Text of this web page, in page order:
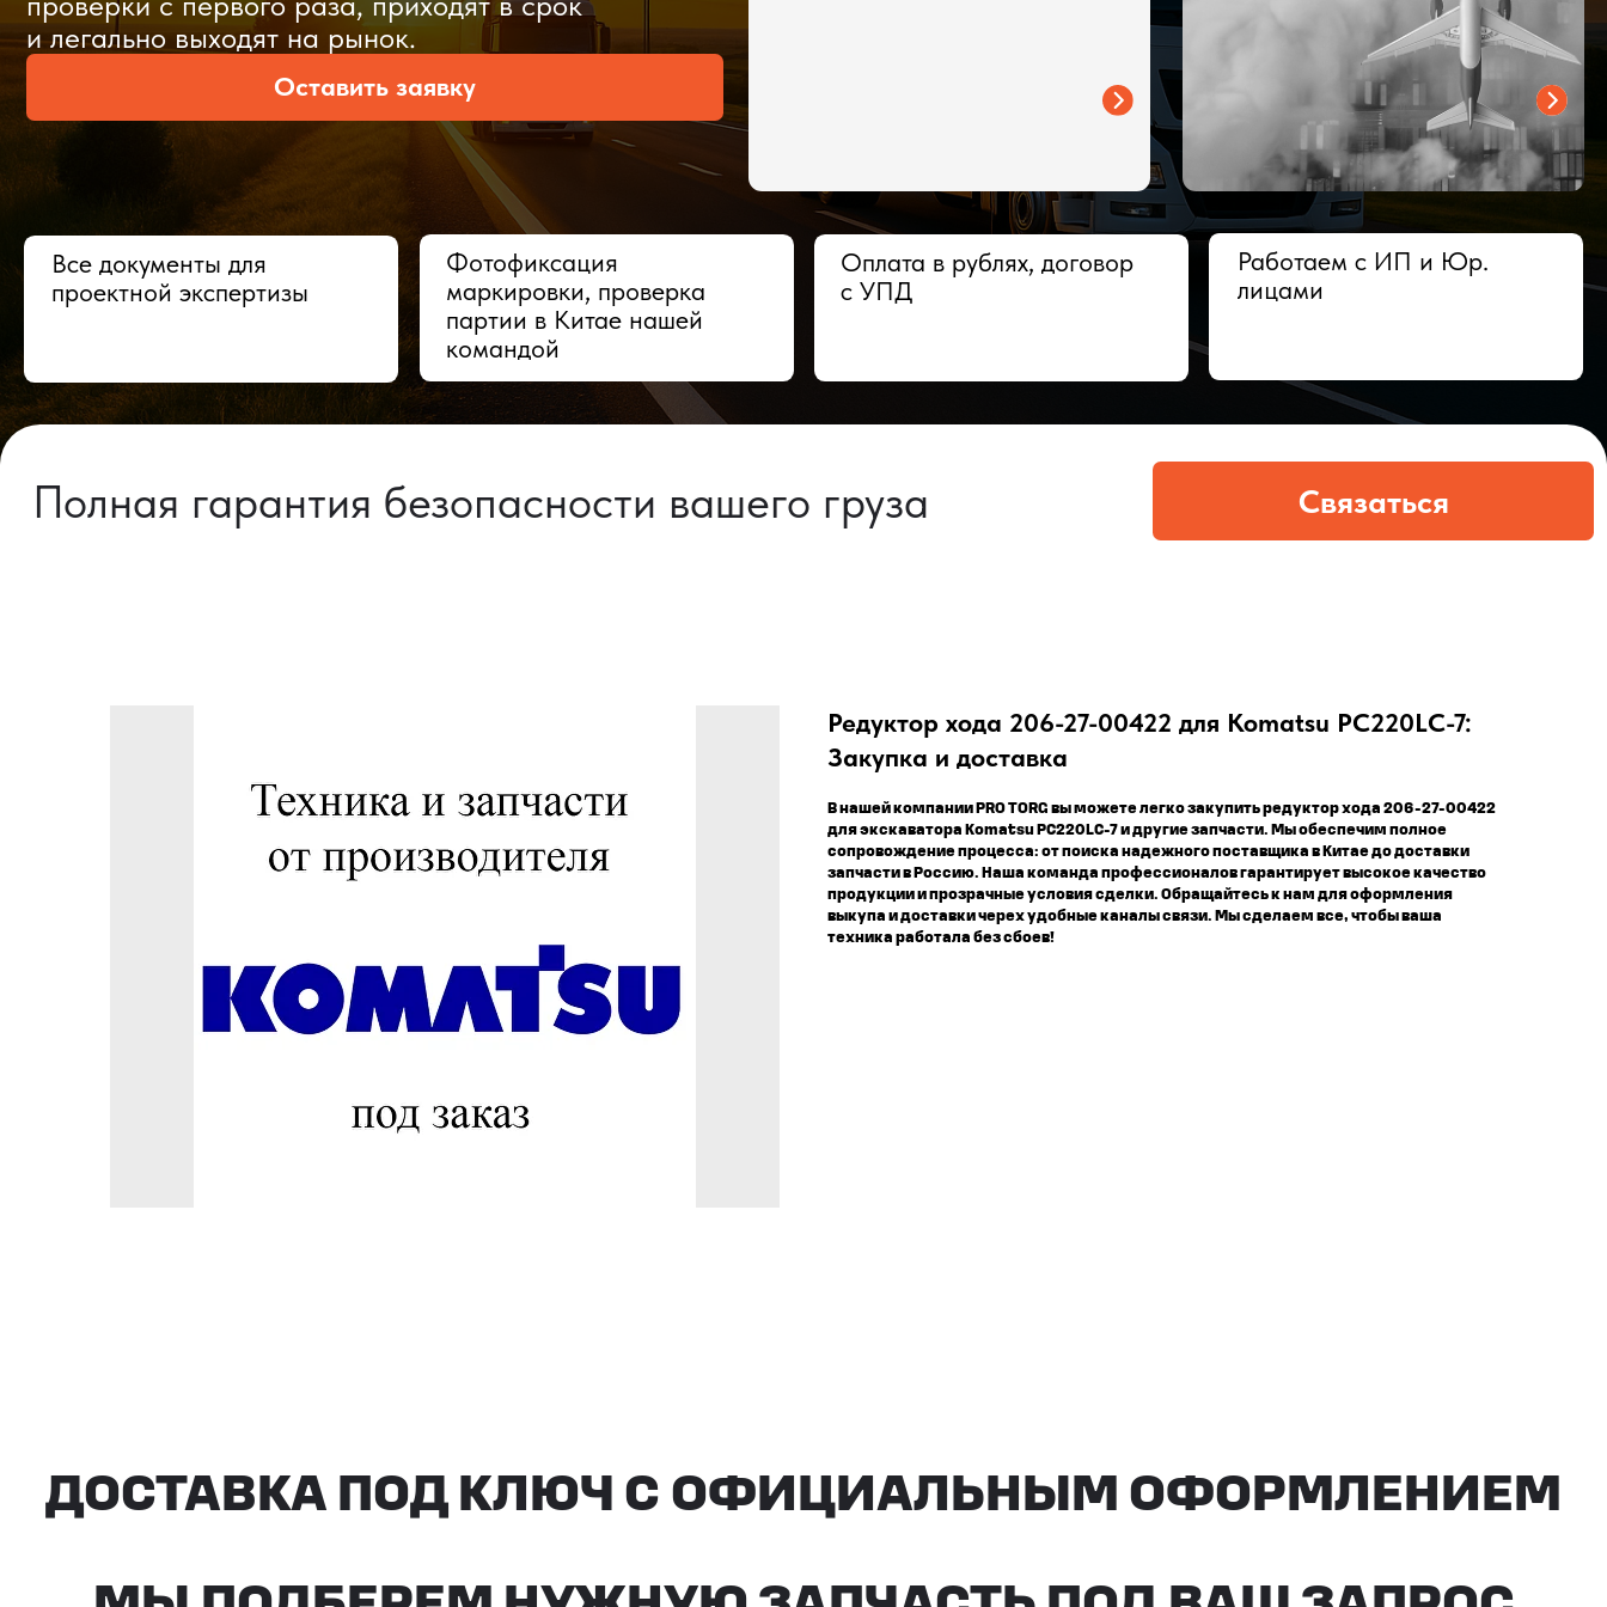
Полная гарантия безопасности вашего груза
Оставить заявку
Связаться
Все документы для
проектной экспертизы
Фотофиксация
маркировки, проверка
партии в Китае нашей
командой
Оплата в рублях, договор
Работаем с ИП и Юр.
лицами
Редуктор хода 206-27-00422 для Komatsu PC220LC-7:
Закупка и доставка
В нашей компании PRO TORG вы можете легко закупить редуктор хода 206-27-00422
для экскаватора Komatsu PC220LC-7 и другие запчасти. Мы обеспечим полное
сопровождение процесса: от поиска надежного поставщика в Китае до доставки
запчасти в Россию. Наша команда профессионалов гарантирует высокое качество
продукции и прозрачные условия сделки. Обращайтесь к нам для оформления
выкупа и доставки черех удобные каналы связи. Мы сделаем все, чтобы ваша
техника работала без сбоев!